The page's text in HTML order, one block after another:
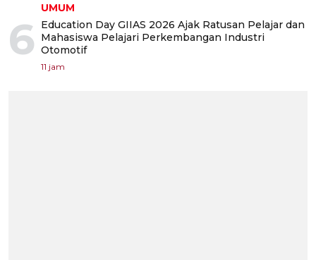
6
UMUM
Education Day GIIAS 2026 Ajak Ratusan Pelajar dan
Mahasiswa Pelajari Perkembangan Industri
Otomotif
11 jam